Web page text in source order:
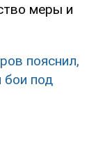
меры и
пояснил,
бои под